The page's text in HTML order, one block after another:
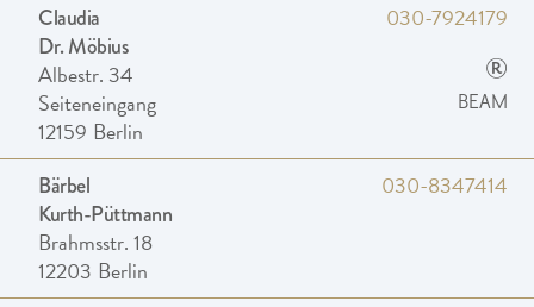
Claudia
Dr. Möbius
Albestr. 34
Seiteneingang
12159 Berlin
030-7924179
®
BEAM
Bärbel
Kurth-Püttmann
Brahmsstr. 18
12203 Berlin
030-8347414